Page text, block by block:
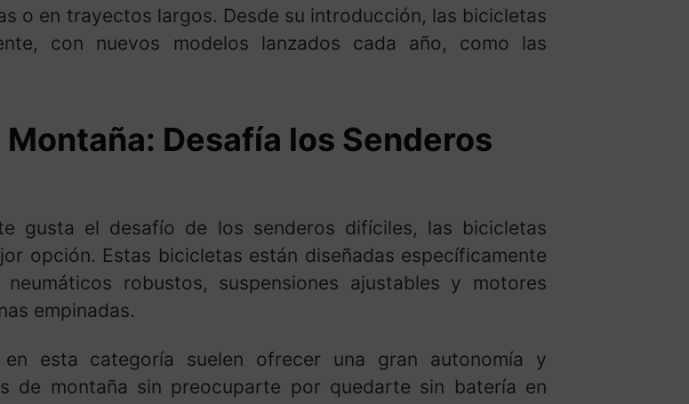
o en trayectos largos. Desde su introducción, las bicicletas
con nuevos modelos lanzados cada año, como las
Desafía los Senderos
gusta el desafío de los senderos difíciles, las bicicletas
opción. Estas bicicletas están diseñadas específicamente
robustos, suspensiones ajustables y motores
empinadas.
esta categoría suelen ofrecer una gran autonomía y
de montaña sin preocuparte por quedarte sin batería en